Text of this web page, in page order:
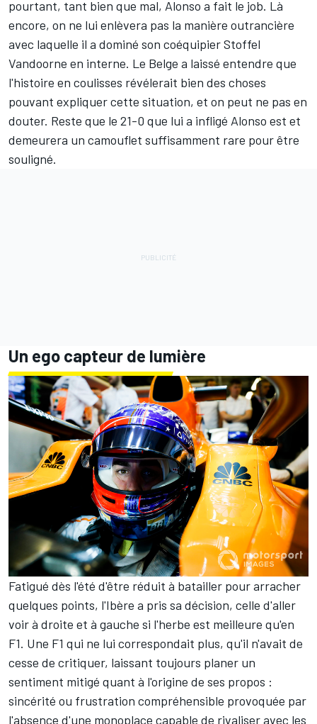
pourtant, tant bien que mal, Alonso a fait le job. Là
encore, on ne lui enlèvera pas la manière outrancière
avec laquelle il a dominé son coéquipierStoffel
Vandoorne en interne. Le Belge a laissé entendre que
l'histoire en coulisses révélerait bien des choses
pouvant expliquer cette situation, et on peut ne pas en
douter. Reste que le 21-0 que lui a infligé Alonso est et
demeurera un camouflet suffisamment rare pour être
souligné.
Un ego capteur de lumière
Fatigué dès l'été d'être réduit à batailler pour arracher
quelques points, l'Ibère a pris sa décision, celle d'aller
voir à droite et à gauche si l'herbe est meilleure qu'en
F1. Une F1 qui ne lui correspondait plus, qu'il n'avait de
cesse de critiquer, laissant toujours planer un
sentiment mitigé quant à l'origine de ses propos :
sincérité ou frustration compréhensible provoquée par
l'absence d'une monoplace capable de rivaliser avec les